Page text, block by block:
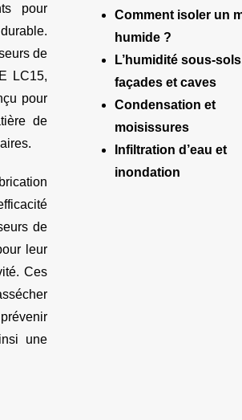
pour
de
LC15,
pour
de
de
leur
Ces
une
Comment isoler un
humide ?
L’humidité sous-
façades et caves
Condensation et
moisissures
Infiltration d’eau et
inondation